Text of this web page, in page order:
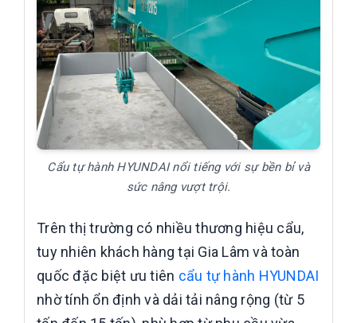
Cẩu tự hành HYUNDAI nổi tiếng với sự bền bỉ và
sức nâng vượt trội.
Trên thị trường có nhiều thương hiệu cẩu,
tuy nhiên khách hàng tại Gia Lâm và toàn
quốc đặc biệt ưu tiên cẩu tự hành HYUNDAI
nhờ tính ổn định và dải tải nâng rộng (từ 5